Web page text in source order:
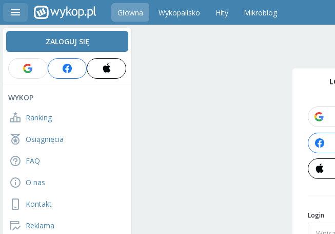
Główna Wykopalisko Hity Mikroblog
ZALOGUJ SIĘ
WYKOP
Ranking
Osiągnięcia
FAQ
O nas
Kontakt
Reklama
Login